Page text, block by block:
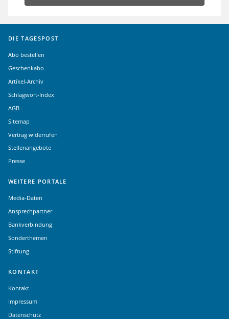
DIE TAGESPOST
Abo bestellen
Geschenkabo
Artikel-Archiv
Schlagwort-Index
AGB
Sitemap
Vertrag widerrufen
Stellenangebote
Presse
WEITERE PORTALE
Media-Daten
Ansprechpartner
Bankverbindung
Sonderthemen
Stiftung
KONTAKT
Kontakt
Impressum
Datenschutz